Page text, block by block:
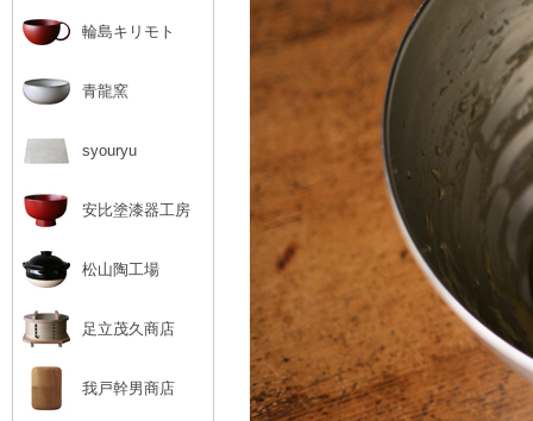
輪島キリモト
青龍窯
syouryu
安比塗漆器工房
松山陶工場
足立茂久商店
我戸幹男商店